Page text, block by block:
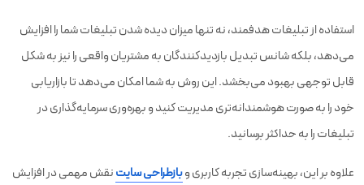
استفاده از تبلیغات هدفمند، نه تنها میزان دیده شدن تبلیغات شما را افزایش
می‌دهد، بلکه شانس تبدیل بازدیدکنندگان به مشتریان واقعی را نیز به شکل
قابل توجهی بهبود می‌بخشد. این روش به شما امکان می‌دهد تا بازاریابی
خود را به صورت هوشمندانه‌تری مدیریت کنید و بهره‌وری سرمایه‌گذاری در
تبلیغات را به حداکثر برسانید.
علاوه بر این، بهینه‌سازی تجربه کاربری وبازطراحی سایتنقش مهمی در افزایش